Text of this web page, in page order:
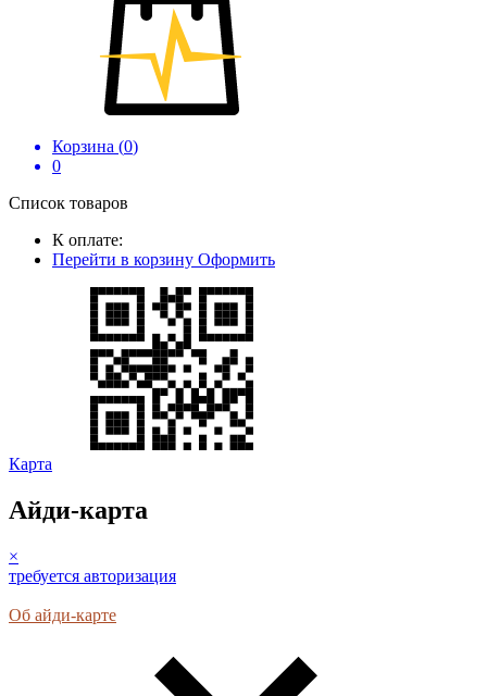
Корзина (0)
0
Список товаров
К оплате:
Перейти в корзину Оформить
Карта
Айди-карта
×
требуется авторизация
Об айди-карте